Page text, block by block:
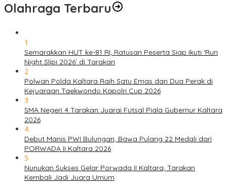
Olahraga Terbaru
1
Semarakkan HUT ke-81 RI, Ratusan Peserta Siap Ikuti ‘Run
Night Slipi 2026’ di Tarakan
2
Polwan Polda Kaltara Raih Satu Emas dan Dua Perak di
Kejuaraan Taekwondo Kapolri Cup 2026
3
SMA Negeri 4 Tarakan Juarai Futsal Piala Gubernur Kaltara
2026
4
Debut Manis PWI Bulungan, Bawa Pulang 22 Medali dari
PORWADA II Kaltara 2026
5
Nunukan Sukses Gelar Porwada II Kaltara, Tarakan
Kembali Jadi Juara Umum